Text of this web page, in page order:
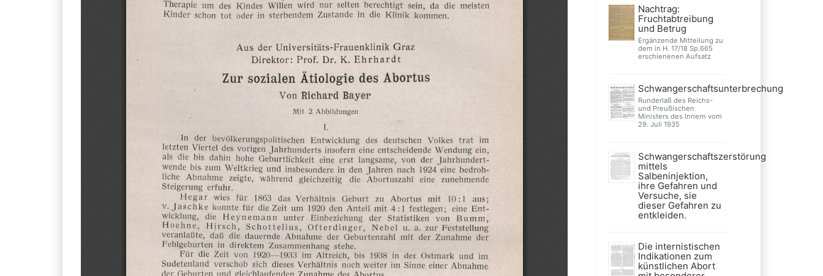
Nachtrag:
Fruchtabtreibung
und Betrug
Ergänzende Mitteilung zu
dem in H. 17/18 Sp.665
erschienenen Aufsatz
Schwangerschaftsunterbrechung
Runderlaß des Reichs-
und Preußischen
Ministers des Innern vom
29. Juli 1935
Schwangerschaftszerstörung
mittels
Salbeninjektion,
ihre Gefahren und
Versuche, sie
dieser Gefahren zu
entkleiden.
Die internistischen
Indikationen zum
künstlichen Abort